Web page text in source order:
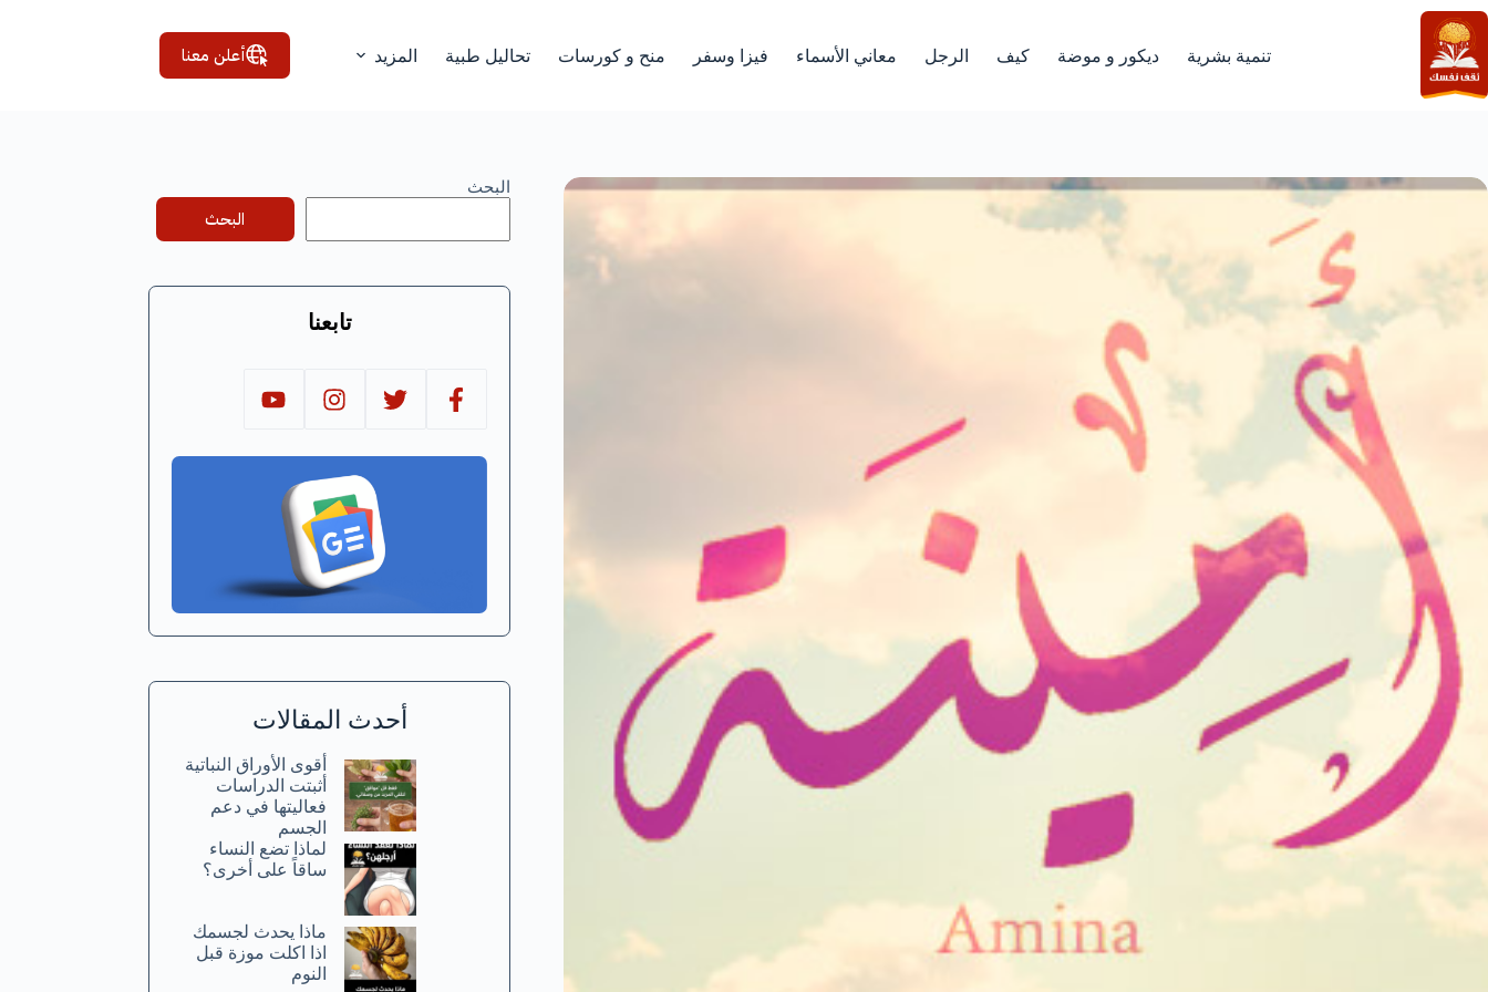
التجاوز
إلى
المحتوى
تنمية بشرية ديكور و موضة كيف الرجل معاني الأسماء فيزا وسفر منح و كورسات تحاليل طبية المزيد أعلن معنا
البحث
البحث
تابعنا
أحدث المقالات
أقوى الأوراق النباتية
أثبتت الدراسات
فعاليتها في دعم
الجسم
لماذا تضع النساء
ساقاً على أخرى؟
ماذا يحدث لجسمك
اذا اكلت موزة قبل
النوم